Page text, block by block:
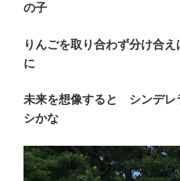
の子
りんごを取り合わず分け合
に
未来を想像すると シンデレ
シかな